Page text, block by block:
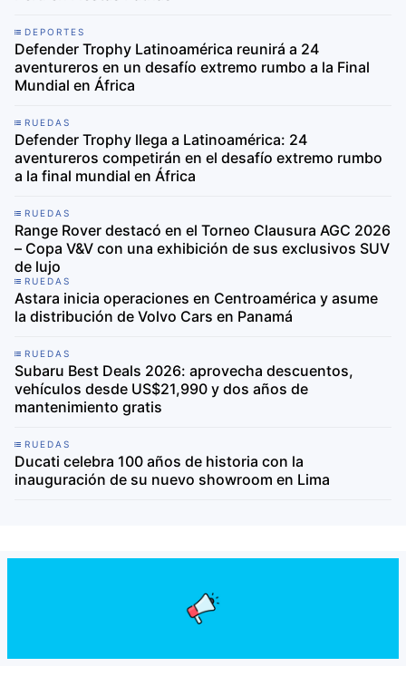
DEPORTES
Defender Trophy Latinoamérica reunirá a 24
aventureros en un desafío extremo rumbo a la Final
Mundial en África
RUEDAS
Defender Trophy llega a Latinoamérica: 24
aventureros competirán en el desafío extremo rumbo
a la final mundial en África
RUEDAS
Range Rover destacó en el Torneo Clausura AGC 2026
– Copa V&V con una exhibición de sus exclusivos SUV
de lujo
RUEDAS
Astara inicia operaciones en Centroamérica y asume
la distribución de Volvo Cars en Panamá
RUEDAS
Subaru Best Deals 2026: aprovecha descuentos,
vehículos desde US$21,990 y dos años de
mantenimiento gratis
RUEDAS
Ducati celebra 100 años de historia con la
inauguración de su nuevo showroom en Lima